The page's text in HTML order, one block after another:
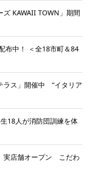
KAWAII TOWN」期間
布中！ ＜全18市町＆84
ラス」開催中 “イタリア
18人が消防団訓練を体
実店舗オープン こだわ